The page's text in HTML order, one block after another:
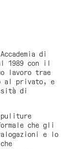
di
1989 con il
lavoro trae
al privato, e
di
che gli
e lo